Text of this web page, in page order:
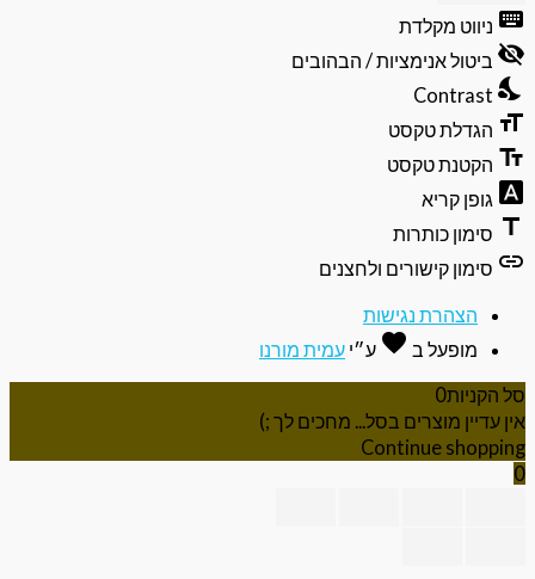
וסגירה
של
תפריט
הנגישות
ניווט מקלדת
ביטול אנימציות / הבהובים
Contrast
הגדלת טקסט
הקטנת טקסט
גופן קריא
סימון כותרות
סימון קישורים ולחצנים
הצהרת נגישות
מופעל בfavoriteאהבה
ע״יעמית מורנו
הקניות0
עדיין מוצרים בסל... מחכים לך ;)
Continue